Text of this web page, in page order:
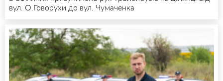
вул. О.Говорухи до вул. Чумаченка